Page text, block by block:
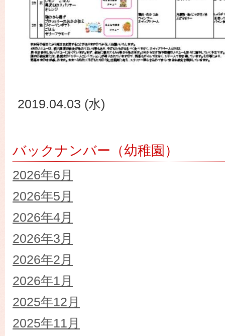
2019.04.03 (水)
バックナンバー（幼稚園）
2026年6月
2026年5月
2026年4月
2026年3月
2026年2月
2026年1月
2025年12月
2025年11月